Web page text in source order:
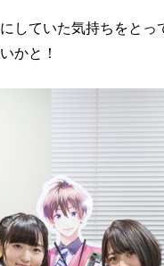
していた気持ちをとっ
かと！